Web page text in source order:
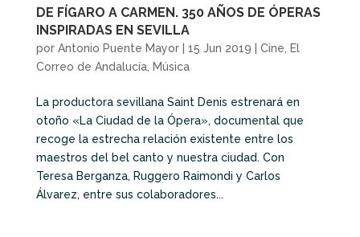
DE FÍGARO A CARMEN. 350 AÑOS DE ÓPERAS
INSPIRADAS EN SEVILLA
por Antonio Puente Mayor| 15 Jun 2019 Cine
El
Correo de Andalucía, Música
La productora sevillana Saint Denis estrenará en
otoño «La Ciudad de la Ópera», documental que
recoge la estrecha relación existente entre los
maestros del bel canto y nuestra ciudad. Con
Teresa Berganza, Ruggero Raimondi y Carlos
Álvarez, entre sus colaboradores...